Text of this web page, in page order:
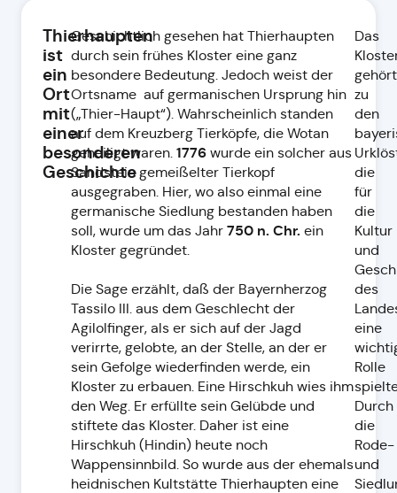
Thierhaupten
ist
ein
Ort
mit
einer
besonderen
Geschichte
Geschichtlich gesehen hat Thierhaupten
durch sein frühes Kloster eine ganz
besondere Bedeutung. Jedoch weist der
Ortsname auf germanischen Ursprung hin
(„Thier-Haupt“). Wahrscheinlich standen
auf dem Kreuzberg Tierköpfe, die Wotan
geheiligt waren.1776wurde ein solcher aus
Sandstein gemeißelter Tierkopf
ausgegraben. Hier, wo also einmal eine
germanische Siedlung bestanden haben
soll, wurde um das Jahr750 n. Chr. ein
Kloster gegründet.
Die Sage erzählt, daß der Bayernherzog
Tassilo III. aus dem Geschlecht der
Agilolfinger, als er sich auf der Jagd
verirrte, gelobte, an der Stelle, an der er
sein Gefolge wiederfinden werde, ein
Kloster zu erbauen. Eine Hirschkuh wies ihm
den Weg. Er erfüllte sein Gelübde und
stiftete das Kloster. Daher ist eine
Hirschkuh (Hindin) heute noch
Wappensinnbild. So wurde aus der ehemals
heidnischen Kultstätte Thierhaupten eine
Das
gehört
zu
den
die
für
die
Kultur
und
des
eine
Rolle
Durch
die
Rode-
und